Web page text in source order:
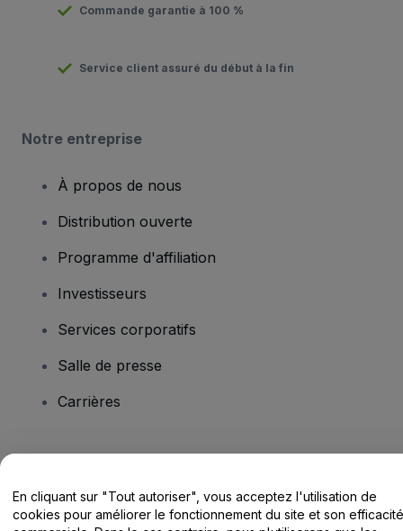
Commande garantie à 100 %
Service client assuré du début à la fin
Notre entreprise
À propos de nous
Distribution ouverte
Programme d'affiliation
Investisseurs
Services corporatifs
Salle de presse
Carrières
Centre d'assistance / Nous contacter
En cliquant sur "Tout autoriser", vous acceptez l'utilisation de
cookies pour améliorer le fonctionnement du site et son efficacité